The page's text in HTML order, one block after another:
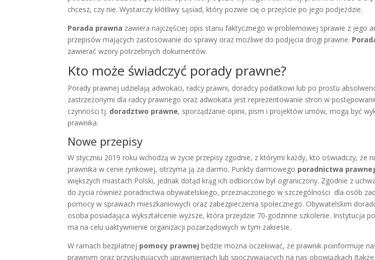
chcesz, czy nie. Wystarczy kłótliwy sąsiad, który pozwie cię o przejście po jego podjeździe.
Porada prawna zawiera najczęściej opis stanu faktycznego w problemowej sprawie z jego
przepisów mających zastosowanie do sprawy oraz możliwe do podjęcia drogi prawne.
zawierać wzory potrzebnych dokumentów.
Kto może świadczyć porady prawne?
Porady prawnej udzielają adwokaci, radcy prawni, doradcy podatkowi lub po prostu
zastrzeżonymi dla radcy prawnego oraz adwokata jest reprezentowanie stron w
czynności tj. doradztwo prawne, sporządzanie opinii, pism i projektów umów, mogą być
prawnika.
Nowe przepisy
W styczniu 2019 roku wchodzą w życie przepisy zgodnie, z którymi każdy, kto oświadczy, że
prawnika w cenie rynkowej, otrzyma ją za darmo. Punkty darmowego poradnictwa
większych miastach Polski, jednak dotąd krąg ich odbiorców był ograniczony. Zgodnie z
do życia również poradnictwa obywatelskiego, przeznaczonego w szczególności dla osób
pomocy w sprawach mieszkaniowych oraz zabezpieczenia społecznego. Obywatelskim
osoba posiadająca wykształcenie wyższe, która przejdzie 70-godzinne szkolenie. Instytucja
ma na celu uaktywnienie organizacji pozarządowych w tym zakresie.
W ramach bezpłatnej pomocy prawnej będzie można oczekiwać, że prawnik poinformuje
prawnym oraz przysługujących uprawnieniach lub spoczywających na nas obowiązkach